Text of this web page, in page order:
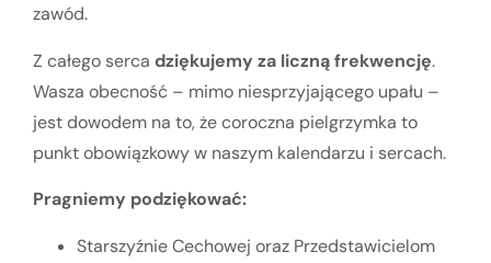
zawód.
Z całego serca dziękujemy za liczną frekwencję.
Wasza obecność – mimo niesprzyjającego upału –
jest dowodem na to, że coroczna pielgrzymka to
punkt obowiązkowy w naszym kalendarzu i sercach.
Pragniemy podziękować:
Starszyźnie Cechowej oraz Przedstawicielom